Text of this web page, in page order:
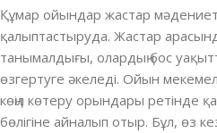
Құмар ойындар жастар
қалыптастыруда. Жастар
танымалдығы, олардың бос
өзгертуге әкеледі. Ойын
көңіл көтеру орындары ретінде
бөлігіне айналып отыр. Бұл, өз